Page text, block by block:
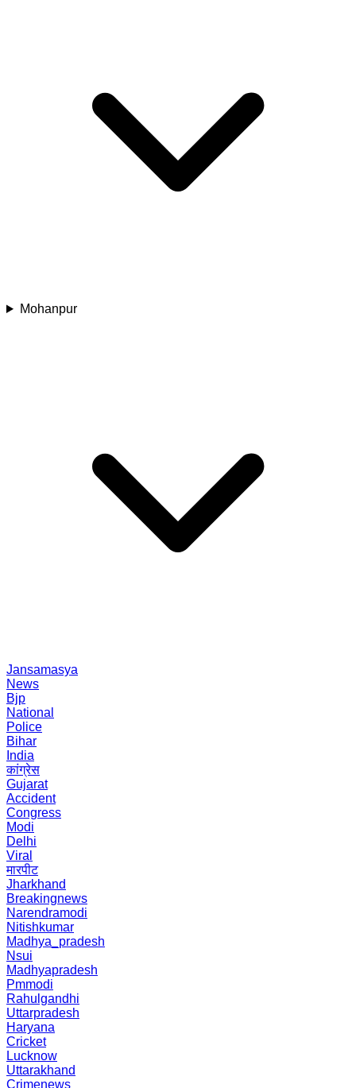
Mohanpur
Jansamasya
News
Bjp
National
Police
Bihar
India
कांग्रेस
Gujarat
Accident
Congress
Modi
Delhi
Viral
मारपीट
Jharkhand
Breakingnews
Narendramodi
Nitishkumar
Madhya_pradesh
Nsui
Madhyapradesh
Pmmodi
Rahulgandhi
Uttarpradesh
Haryana
Cricket
Lucknow
Uttarakhand
Crimenews